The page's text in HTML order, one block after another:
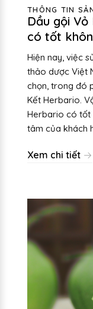
THÔNG TIN
Dầu gội
có tốt
Hiện nay, việc
thảo dược Việt
chọn, trong đó
Kết Herbario.
Herbario có tốt
tâm của khách
Xem chi tiết